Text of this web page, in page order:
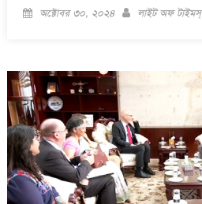
Posted
অক্টোবর ৩০, ২০২৪ Author
লাইট অফ টাইমস্